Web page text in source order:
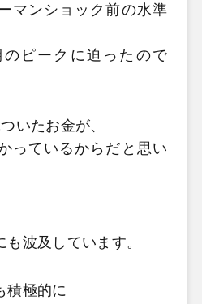
マンショック前の水準
ピークに迫ったので
いたお金が、
っているからだと思い
波及しています。
積極的に